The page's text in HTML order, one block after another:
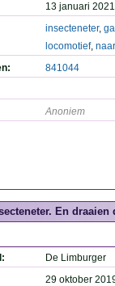
13 januari
insecteneter,
locomotief, naar
841044
Anoniem
En draaien
De Limburger
29 oktober